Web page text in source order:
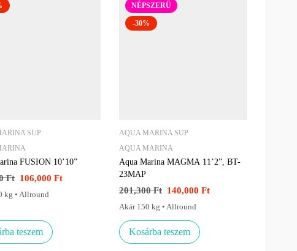
SUP
FUSION 10’10”
Ft 106,000Ft
kg • Allround
teszem
NÉPSZERŰ
-30%
AQUA MARINA SUP
AQUA MARINA
Aqua Marina MAGMA 11’2”, BT-
23MAP
201,300Ft 140,000 Ft
Akár 150 kg • Allround
Kosárba teszem